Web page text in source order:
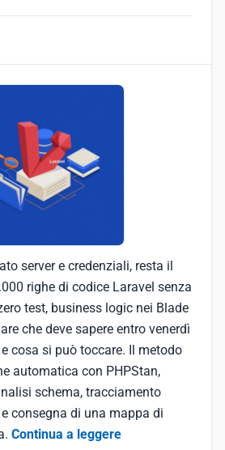
server e credenziali, resta il
righe di codice Laravel senza
test, business logic nei Blade
che deve sapere entro venerdì
cosa si può toccare. Il metodo
automatica con PHPStan,
schema, tracciamento
consegna di una mappa di
Continua a leggere